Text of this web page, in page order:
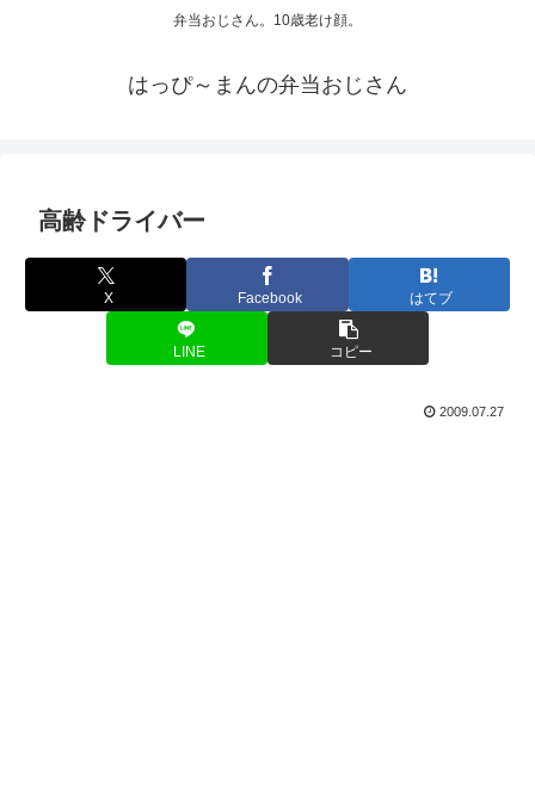
弁当おじさん。10歳老け顔。
はっぴ～まんの弁当おじさん
高齢ドライバー
X Facebook はてブ
LINE コピー
2009.07.27